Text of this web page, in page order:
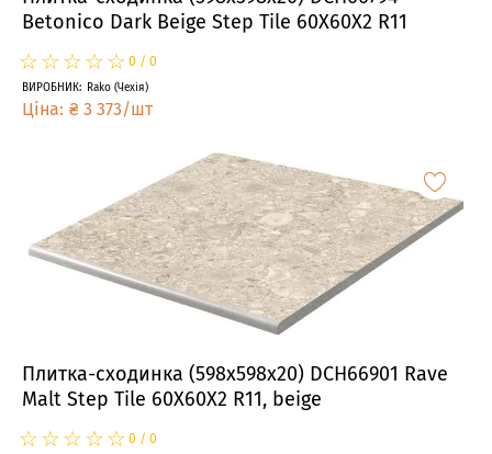
Betonico Dark Beige Step Tile 60X60X2 R11
☆
★☆
★☆
★☆
★☆
★ 0 / 0
ВИРОБНИК: Rako (Чехія)
Ціна: ₴ 3 373/шт
Плитка-сходинка (598x598x20) DCH66901 Rave
Malt Step Tile 60X60X2 R11, beige
☆
★☆
★☆
★☆
★☆
★ 0 / 0